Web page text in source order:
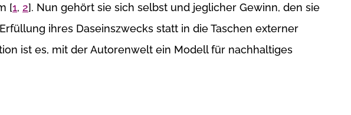
[1, 2]. Nun gehört sie sich selbst und jeglicher Gewinn, den sie
ihres Daseinszwecks statt in die Taschen externer
ist es, mit der Autorenwelt ein Modell für nachhaltiges